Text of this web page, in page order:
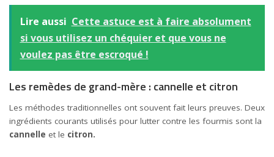
Lire aussi Cette astuce est à faire absolument
si vous utilisez un chéquier et que vous ne
voulez pas être escroqué !
Les remèdes de grand-mère : cannelle et citron
Les méthodes traditionnelles ont souvent fait leurs preuves. Deux
ingrédients courants utilisés pour lutter contre les fourmis sont la
cannelle et le citron.